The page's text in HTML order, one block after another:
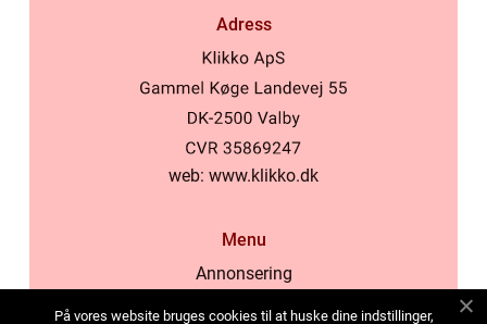
Adress
web: www.klikko.dk
Menu
Annonsering
På vores website bruges cookies til at huske dine indstillinger,